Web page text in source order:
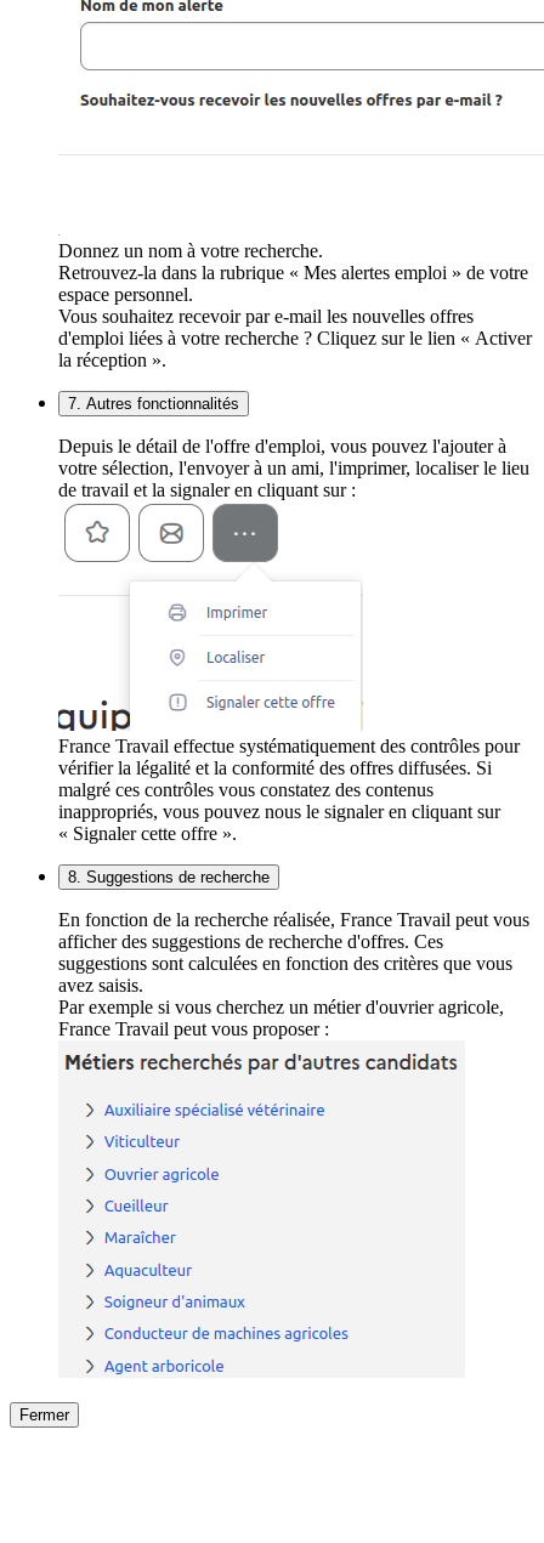
Donnez un nom à votre recherche.
Retrouvez-la dans la rubrique « Mes alertes emploi » de votre
espace personnel.
Vous souhaitez recevoir par e-mail les nouvelles offres
d'emploi liées à votre recherche ? Cliquez sur le lien « Activer
la réception ».
7. Autres fonctionnalités
Depuis le détail de l'offre d'emploi, vous pouvez l'ajouter à
votre sélection, l'envoyer à un ami, l'imprimer, localiser le lieu
de travail et la signaler en cliquant sur :
France Travail effectue systématiquement des contrôles pour
vérifier la légalité et la conformité des offres diffusées. Si
malgré ces contrôles vous constatez des contenus
inappropriés, vous pouvez nous le signaler en cliquant sur
« Signaler cette offre ».
8. Suggestions de recherche
En fonction de la recherche réalisée, France Travail peut vous
afficher des suggestions de recherche d'offres. Ces
suggestions sont calculées en fonction des critères que vous
avez saisis.
Par exemple si vous cherchez un métier d'ouvrier agricole,
France Travail peut vous proposer :
Fermer